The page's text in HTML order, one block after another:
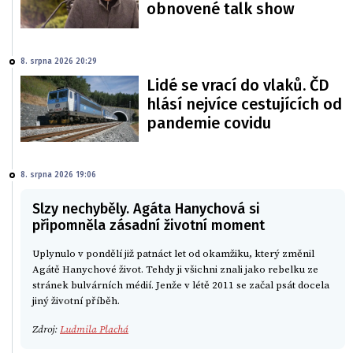
obnovené talk show
8. srpna 2026 20:29
Lidé se vrací do vlaků. ČD
hlásí nejvíce cestujících od
pandemie covidu
8. srpna 2026 19:06
Slzy nechyběly. Agáta Hanychová si
připomněla zásadní životní moment
Uplynulo v pondělí již patnáct let od okamžiku, který změnil
Agátě Hanychové život. Tehdy ji všichni znali jako rebelku ze
stránek bulvárních médií. Jenže v létě 2011 se začal psát docela
jiný životní příběh.
Zdroj:Ludmila Plachá